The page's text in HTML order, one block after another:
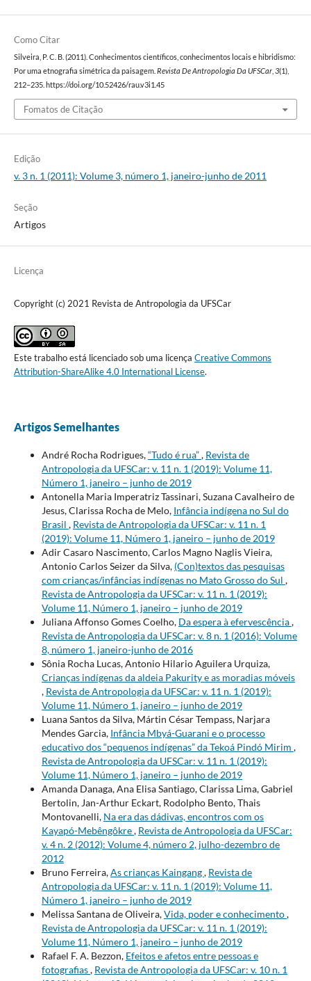
Como Citar
Silveira, P. C. B. (2011). Conhecimentos científicos, conhecimentos locais e hibridismo:
Por uma etnografia simétrica da paisagem. Revista De Antropologia Da UFSCar, 3(1),
212–235. https://doi.org/10.52426/rau.v3i1.45
Fomatos de Citação
Edição
v. 3 n. 1 (2011): Volume 3, número 1, janeiro-junho de 2011
Seção
Artigos
Licença
Copyright (c) 2021 Revista de Antropologia da UFSCar
Este trabalho está licenciado sob uma licença Creative Commons
Attribution-ShareAlike 4.0 International License.
Artigos Semelhantes
André Rocha Rodrigues,“Tudo é rua”, Revista de
Antropologia da UFSCar: v. 11 n. 1 (2019): Volume 11,
Número 1, janeiro – junho de 2019
Antonella Maria Imperatriz Tassinari, Suzana Cavalheiro de
Jesus, Clarissa Rocha de Melo, Infância indígena no Sul do
Brasil , Revista de Antropologia da UFSCar: v. 11 n. 1
(2019): Volume 11, Número 1, janeiro – junho de 2019
Adir Casaro Nascimento, Carlos Magno Naglis Vieira,
Antonio Carlos Seizer da Silva, (Con)textos das pesquisas
com crianças/infâncias indígenas no Mato Grosso do Sul ,
Revista de Antropologia da UFSCar: v. 11 n. 1 (2019):
Volume 11, Número 1, janeiro – junho de 2019
Juliana Affonso Gomes Coelho, Da espera à efervescência,
Revista de Antropologia da UFSCar: v. 8 n. 1 (2016): Volume
8, número 1, janeiro-junho de 2016
Sônia Rocha Lucas, Antonio Hilario Aguilera Urquiza,
Crianças indígenas da aldeia Pakurity e as moradias móveis
, Revista de Antropologia da UFSCar: v. 11 n. 1 (2019):
Volume 11, Número 1, janeiro – junho de 2019
Luana Santos da Silva, Mártin César Tempass, Narjara
Mendes Garcia, Infância Mbyá-Guarani e o processo
educativo dos “pequenos indígenas” da Tekoá Pindó Mirim ,
Revista de Antropologia da UFSCar: v. 11 n. 1 (2019):
Volume 11, Número 1, janeiro – junho de 2019
Amanda Danaga, Ana Elisa Santiago, Clarissa Lima, Gabriel
Bertolin, Jan-Arthur Eckart, Rodolpho Bento, Thais
Montovanelli, Na era das dádivas, encontros com os
Kayapó-Mebêngôkre, Revista de Antropologia da UFSCar:
v. 4 n. 2 (2012): Volume 4, número 2, julho-dezembro de
2012
Bruno Ferreira,As crianças Kaingang, Revista de
Antropologia da UFSCar: v. 11 n. 1 (2019): Volume 11,
Número 1, janeiro – junho de 2019
Melissa Santana de Oliveira,Vida, poder e conhecimento,
Revista de Antropologia da UFSCar: v. 11 n. 1 (2019):
Volume 11, Número 1, janeiro – junho de 2019
Rafael F. A. Bezzon, Efeitos e afetos entre pessoas e
fotografias, Revista de Antropologia da UFSCar: v. 10 n. 1